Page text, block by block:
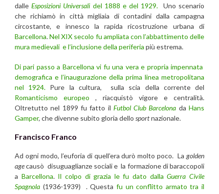
dalleEsposizioni Universali del 1888 e del 1929. Uno scenario
che richiamò in città migliaia di contadini dalla campagna
circostante, e innesco la rapida ricostruzione urbana di
Barcellona.Nel XIX secolo fu ampliata con l’abbattimento delle
mura medievali e l’inclusione della periferia più estrema.
Di pari passo a Barcellona vi fu una vera e propria impennata
demografica e l’inaugurazione della prima linea metropolitana
nel 1924. Pure la cultura, sulla scia della corrente del
Romanticismo europeo , riacquistò vigore e centralità.
Oltretutto nel 1899 fu fatto il Futbol Club Barcelona daHans
Gamper, che divenne subito gloria dello sportnazionale.
Francisco Franco
Ad ogni modo, l’euforia di quell’era durò molto poco. La golden
agecausò disuguaglianze sociali e la formazione di baraccopoli
a Barcellona. Il colpo di grazia le fu dato dallaGuerra Civile
Spagnola (1936-1939) . Questa fu un conflitto armato tra il